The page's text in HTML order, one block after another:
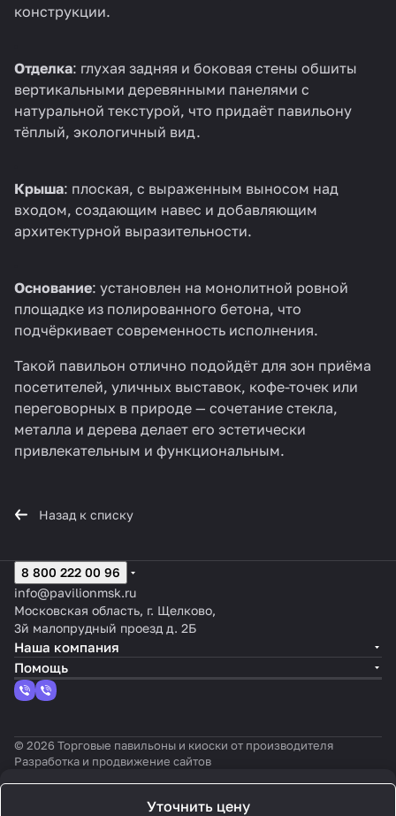
конструкции.
Отделка: глухая задняя и боковая стены обшиты
вертикальными деревянными панелями с
натуральной текстурой, что придаёт павильону
тёплый, экологичный вид.
Крыша: плоская, с выраженным выносом над
входом, создающим навес и добавляющим
архитектурной выразительности.
Основание: установлен на монолитной ровной
площадке из полированного бетона, что
подчёркивает современность исполнения.
Такой павильон отлично подойдёт для зон приёма
посетителей, уличных выставок, кофе-точек или
переговорных в природе — сочетание стекла,
металла и дерева делает его эстетически
привлекательным и функциональным.
Назад к списку
Уточнить цену
8 800 222 00 96
info@pavilionmsk.ru
Московская область, г. Щелково,
3й малопрудный проезд д. 2Б
Наша компания
Помощь
© 2026 Торговые павильоны и киоски от производителя
Разработка и продвижение сайтов